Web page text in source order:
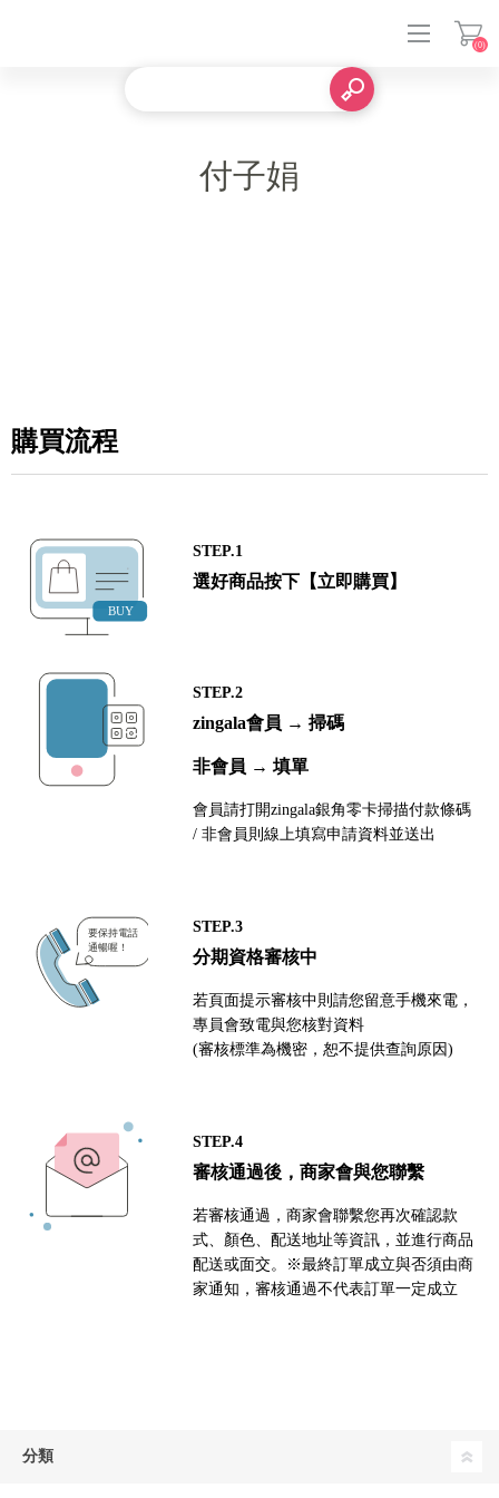
(0)
付子娟
購買流程
STEP.1
選好商品按下【立即購買】
STEP.2
zingala會員 → 掃碼
非會員 → 填單
會員請打開zingala銀角零卡掃描付款條碼
/ 非會員則線上填寫申請資料並送出
STEP.3
分期資格審核中
若頁面提示審核中則請您留意手機來電，
專員會致電與您核對資料
(審核標準為機密，恕不提供查詢原因)
STEP.4
審核通過後，商家會與您聯繫
若審核通過，商家會聯繫您再次確認款
式、顏色、配送地址等資訊，並進行商品
配送或面交。※最終訂單成立與否須由商
家通知，審核通過不代表訂單一定成立
分類